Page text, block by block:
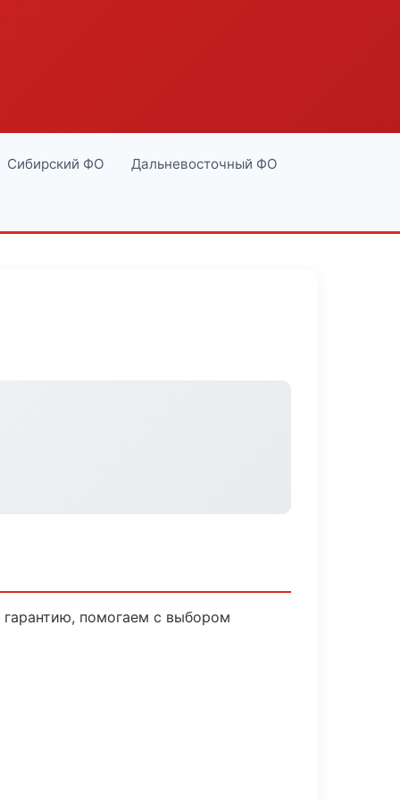
Сибирский ФО Дальневосточный ФО
гарантию, помогаем с выбором